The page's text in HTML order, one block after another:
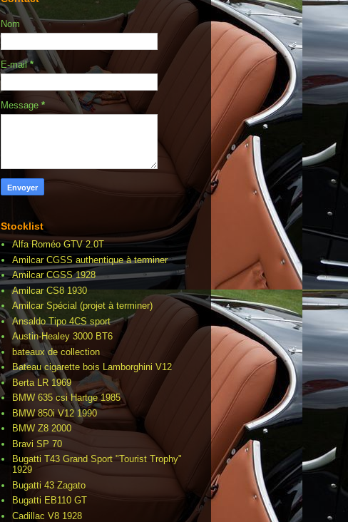
Nom
E-mail*
Message *
Stocklist
Alfa Roméo GTV 2.0T
Amilcar CGSS authentique à terminer
Amilcar CGSS 1928
Amilcar CS8 1930
Amilcar Spécial (projet à terminer)
Ansaldo Tipo 4CS sport
Austin-Healey 3000 BT6
bateaux de collection
Bateau cigarette bois Lamborghini V12
Berta LR 1969
BMW 635 csi Hartge 1985
BMW 850i V12 1990
BMW Z8 2000
Bravi SP 70
Bugatti T43 Grand Sport "Tourist Trophy"
1929
Bugatti 43 Zagato
Bugatti EB110 GT
Cadillac V8 1928